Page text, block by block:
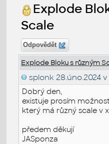
Explode
Scale
Odpovědět
Explode Bloku s různým
splonk 28.úno.2024
Dobrý den,
existuje prosím
který má různý scale v
předem děkují
JASponza